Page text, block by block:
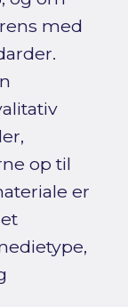
med
op til
er